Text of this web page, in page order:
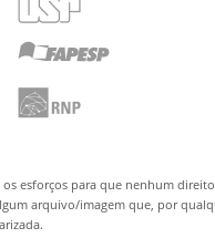
esforços para que nenhum
arquivo/imagem que, por